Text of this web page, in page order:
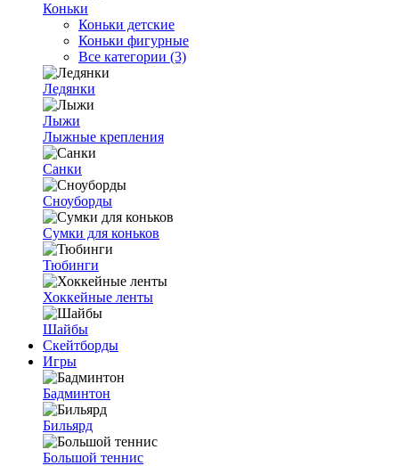
Коньки
Коньки детские
Коньки фигурные
Все категории (3)
Ледянки
Лыжи
Лыжные крепления
Санки
Сноуборды
Сумки для коньков
Тюбинги
Хоккейные ленты
Шайбы
Скейтборды
Игры
Бадминтон
Бильярд
Большой теннис